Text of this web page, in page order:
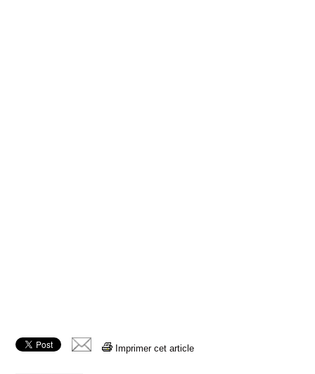
Imprimer cet article